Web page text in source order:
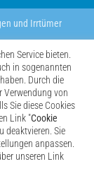
und Irrtümer
Service bieten.
in sogenannten
Durch die
Verwendung von
Sie diese Cookies
Link "Cookie
deaktvieren. Sie
anpassen.
unseren Link